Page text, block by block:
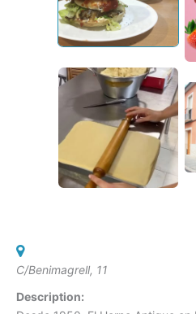
C/Benimagrell, 11
Description: